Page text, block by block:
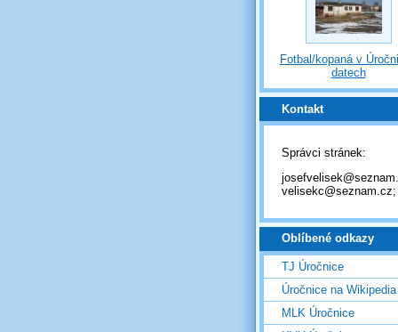
Fotbal/kopaná v
datech
Kontakt
Správci stránek:
velisekc@seznam.cz;
Oblíbené odkazy
TJ Úročnice
Úročnice na Wikipedia
MLK Úročnice